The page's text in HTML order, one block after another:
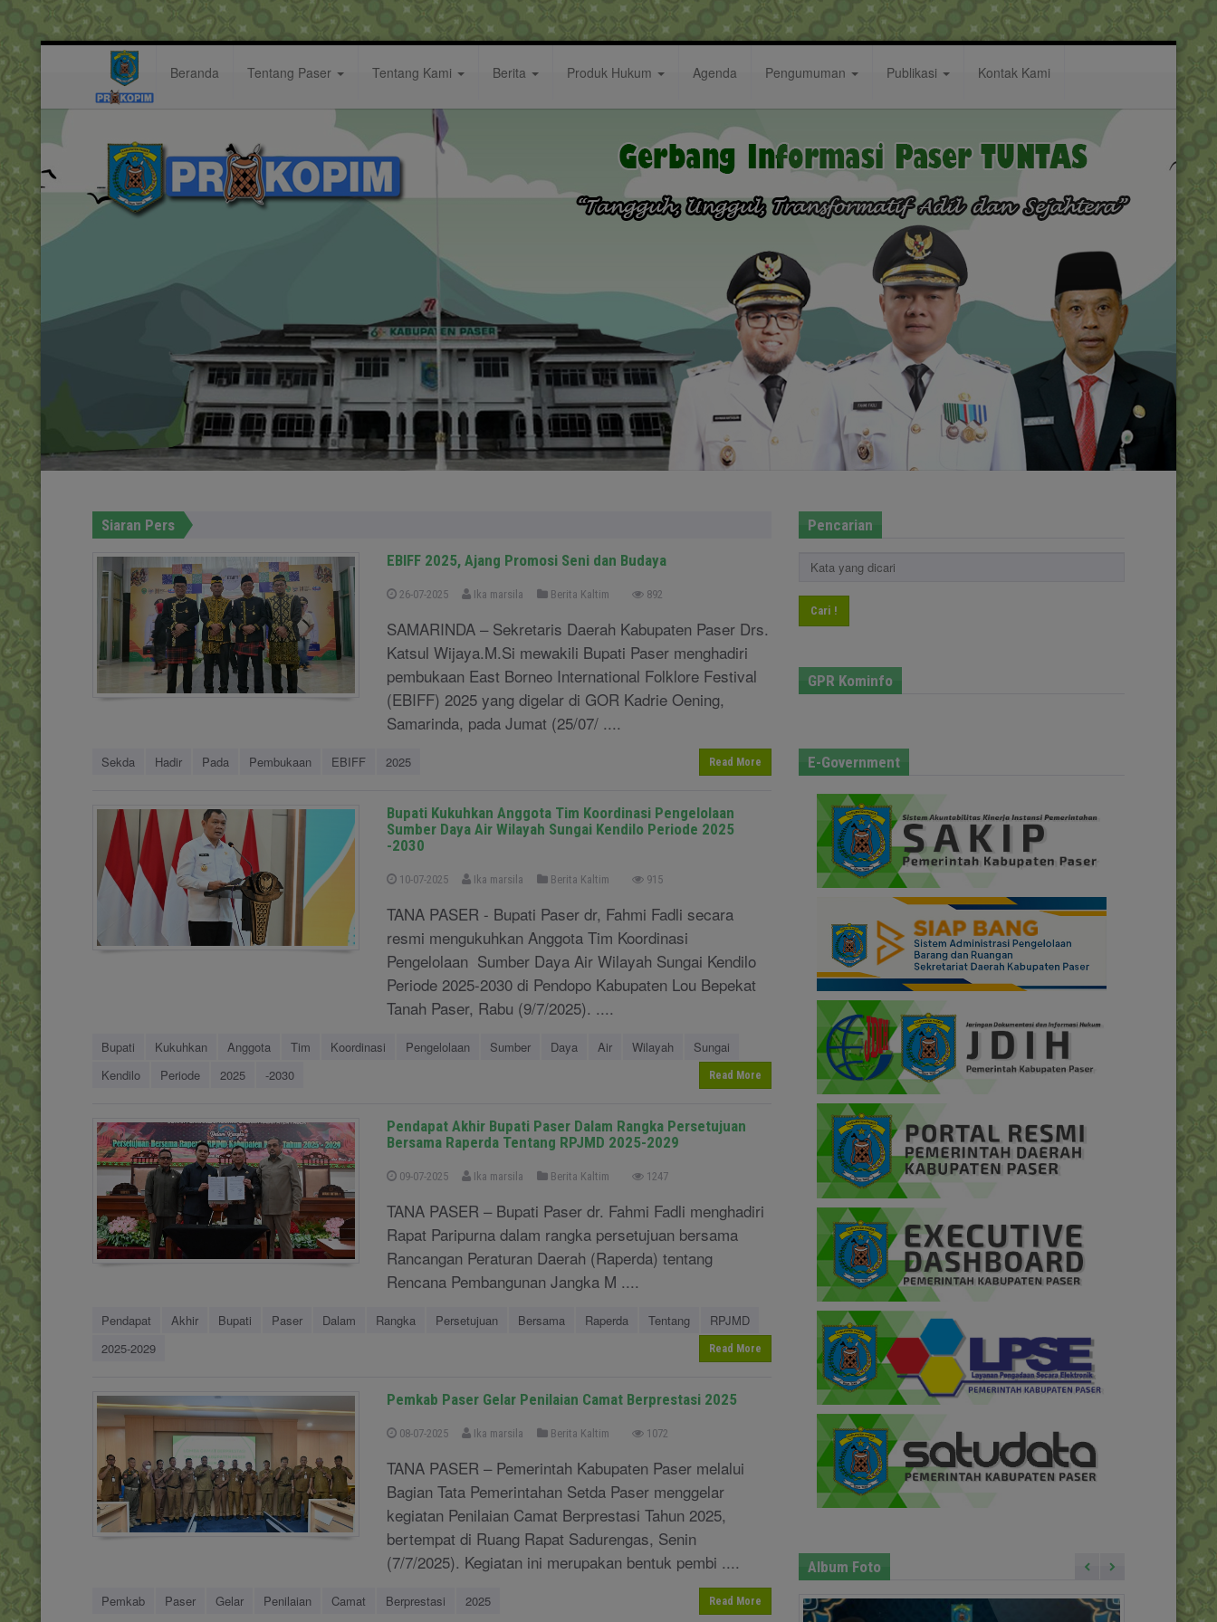
Beranda Tentang Paser Tentang Kami Berita Produk Hukum Agenda Pengumuman Publikasi Kontak Kami
Hastag:
Siaran Pers
EBIFF 2025, Ajang Promosi Seni dan Budaya
26-07-2025 Ika marsila Berita Kaltim 892
SAMARINDA – Sekretaris Daerah Kabupaten Paser Drs.
Katsul Wijaya.M.Si mewakili Bupati Paser menghadiri
pembukaan East Borneo International Folklore Festival
(EBIFF) 2025 yang digelar di GOR Kadrie Oening,
Samarinda, pada Jumat (25/07/ ....
Sekda Hadir Pada Pembukaan EBIFF 2025 Read More
Bupati Kukuhkan Anggota Tim Koordinasi Pengelolaan
Sumber Daya Air Wilayah Sungai Kendilo Periode 2025
-2030
10-07-2025 Ika marsila Berita Kaltim 915
TANA PASER - Bupati Paser dr, Fahmi Fadli secara
resmi mengukuhkan Anggota Tim Koordinasi
Pengelolaan Sumber Daya Air Wilayah Sungai Kendilo
Periode 2025-2030 di Pendopo Kabupaten Lou Bepekat
Tanah Paser, Rabu (9/7/2025). ....
Bupati Kukuhkan Anggota Tim Koordinasi Pengelolaan Sumber Daya Air Wilayah
Sungai
Kendilo
Periode 2025 -2030 Read More
Pendapat Akhir Bupati Paser Dalam Rangka Persetujuan
Bersama Raperda Tentang RPJMD 2025-2029
09-07-2025 Ika marsila Berita Kaltim 1247
TANA PASER – Bupati Paser dr. Fahmi Fadli menghadiri
Rapat Paripurna dalam rangka persetujuan bersama
Rancangan Peraturan Daerah (Raperda) tentang
Rencana Pembangunan Jangka M ....
Pendapat Akhir Bupati Paser Dalam Rangka Persetujuan Bersama Raperda Tentang
RPJMD
2025-2029
Read More
Pemkab Paser Gelar Penilaian Camat Berprestasi 2025
08-07-2025 Ika marsila Berita Kaltim 1072
TANA PASER – Pemerintah Kabupaten Paser melalui
Bagian Tata Pemerintahan Setda Paser menggelar
kegiatan Penilaian Camat Berprestasi Tahun 2025,
bertempat di Ruang Rapat Sadurengas, Senin
(7/7/2025). Kegiatan ini merupakan bentuk pembi ....
Pemkab Paser Gelar Penilaian Camat Berprestasi 2025 Read More
Pencarian
Cari !
GPR Kominfo
E-Government
Album Foto